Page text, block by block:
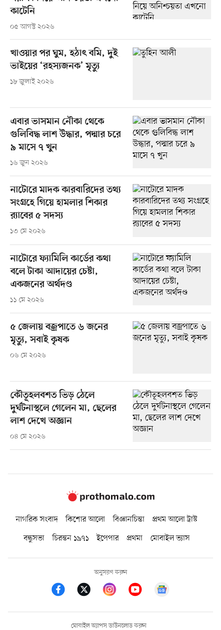
কাটেনি
০৫ আগস্ট ২০২৬
খাওয়ার পর ঘুম, হঠাৎ বমি, দুই
ভাইয়ের ‘রহস্যজনক’ মৃত্যু
১৮ জুলাই ২০২৬
এবার ভাসমান নৌকা থেকে
গুলিবিদ্ধ লাশ উদ্ধার, পদ্মার চরে
৯ মাসে ৭ খুন
১৬ জুন ২০২৬
নাটোরে মাদক কারবারিদের তথ্য
সংগ্রহে গিয়ে হামলার শিকার
র‍্যাবের ৫ সদস্য
১৩ মে ২০২৬
নাটোরে ফ্যামিলি কার্ডের কথা
বলে টাকা আদায়ের চেষ্টা,
একজনের অর্থদণ্ড
১১ মে ২০২৬
৫ জেলায় বজ্রপাতে ৬ জনের
মৃত্যু, সবাই কৃষক
০৬ মে ২০২৬
কৌতূহলবশত ভিড় ঠেলে
দুর্ঘটনাস্থলে গেলেন মা, ছেলের
লাশ দেখে অজ্ঞান
০৪ মে ২০২৬
নাগরিক সংবাদ কিশোর আলো বিজ্ঞানচিন্তা
প্রথম আলো ট্রাস্ট
বন্ধুসভা
চিরন্তন ১৯৭১ ইপেপার প্রথমা মোবাইল ভ্যাস
অনুসরণ করুন
মোবাইল অ্যাপস ডাউনলোড করুন